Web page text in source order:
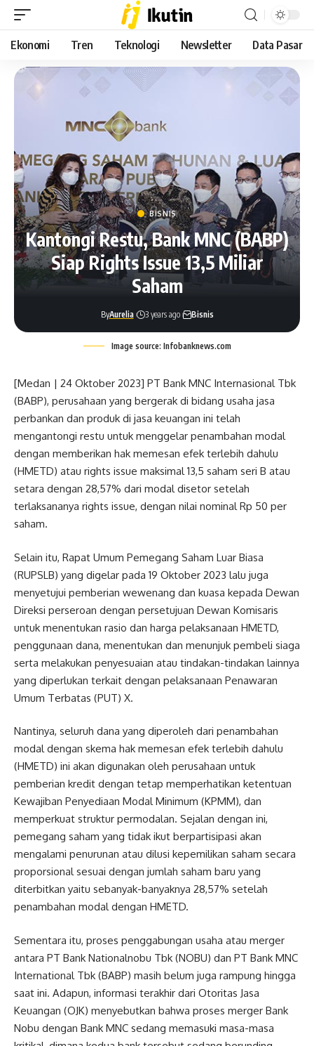
Ekonomi Tren Teknologi Newsletter Data Pasar
BISNIS
Kantongi Restu, Bank MNC (BABP)
Siap Rights Issue 13,5 Miliar
Saham
ByAurelia 3 years ago Bisnis
Image source: Infobanknews.com
[Medan | 24 Oktober 2023] PT Bank MNC Internasional Tbk
(BABP), perusahaan yang bergerak di bidang usaha jasa
perbankan dan produk di jasa keuangan ini telah
mengantongi restu untuk menggelar penambahan modal
dengan memberikan hak memesan efek terlebih dahulu
(HMETD) atau rights issue maksimal 13,5 saham seri B atau
setara dengan 28,57% dari modal disetor setelah
terlaksananya rights issue, dengan nilai nominal Rp 50 per
saham.
Selain itu, Rapat Umum Pemegang Saham Luar Biasa
(RUPSLB) yang digelar pada 19 Oktober 2023 lalu juga
menyetujui pemberian wewenang dan kuasa kepada Dewan
Direksi perseroan dengan persetujuan Dewan Komisaris
untuk menentukan rasio dan harga pelaksanaan HMETD,
penggunaan dana, menentukan dan menunjuk pembeli siaga
serta melakukan penyesuaian atau tindakan-tindakan lainnya
yang diperlukan terkait dengan pelaksanaan Penawaran
Umum Terbatas (PUT) X.
Nantinya, seluruh dana yang diperoleh dari penambahan
modal dengan skema hak memesan efek terlebih dahulu
(HMETD) ini akan digunakan oleh perusahaan untuk
pemberian kredit dengan tetap memperhatikan ketentuan
Kewajiban Penyediaan Modal Minimum (KPMM), dan
memperkuat struktur permodalan. Sejalan dengan ini,
pemegang saham yang tidak ikut berpartisipasi akan
mengalami penurunan atau dilusi kepemilikan saham secara
proporsional sesuai dengan jumlah saham baru yang
diterbitkan yaitu sebanyak-banyaknya 28,57% setelah
penambahan modal dengan HMETD.
Sementara itu, proses penggabungan usaha atau merger
antara PT Bank Nationalnobu Tbk (NOBU) dan PT Bank MNC
International Tbk (BABP) masih belum juga rampung hingga
saat ini. Adapun, informasi terakhir dari Otoritas Jasa
Keuangan (OJK) menyebutkan bahwa proses merger Bank
Nobu dengan Bank MNC sedang memasuki masa-masa